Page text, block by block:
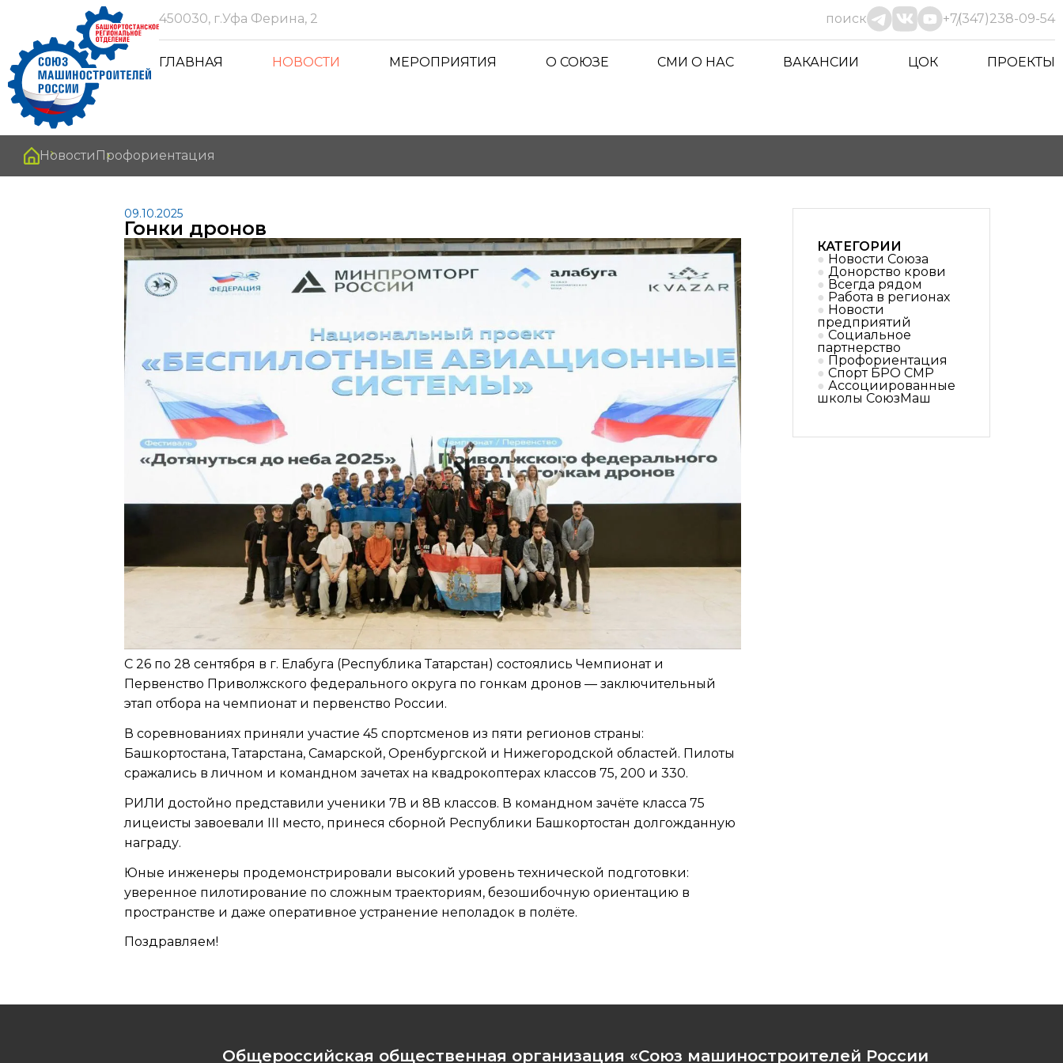
450030, г.Уфа Ферина, 2 поиск +7(347)238-09-54
ГЛАВНАЯ НОВОСТИ МЕРОПРИЯТИЯ О СОЮЗЕ СМИ О НАС ВАКАНСИИ ЦОК ПРОЕКТЫ
Новости Профориентация
09.10.2025
Гонки дронов
С 26 по 28 сентября в г. Елабуга (Республика Татарстан) состоялись Чемпионат и
Первенство Приволжского федерального округа по гонкам дронов — заключительный
этап отбора на чемпионат и первенство России.
В соревнованиях приняли участие 45 спортсменов из пяти регионов страны:
Башкортостана, Татарстана, Самарской, Оренбургской и Нижегородской областей. Пилоты
сражались в личном и командном зачетах на квадрокоптерах классов 75, 200 и 330.
РИЛИ достойно представили ученики 7В и 8В классов. В командном зачёте класса 75
лицеисты завоевали III место, принеся сборной Республики Башкортостан долгожданную
награду.
Юные инженеры продемонстрировали высокий уровень технической подготовки:
уверенное пилотирование по сложным траекториям, безошибочную ориентацию в
пространстве и даже оперативное устранение неполадок в полёте.
Поздравляем!
КАТЕГОРИИ
Новости Союза
Донорство крови
Всегда рядом
Работа в регионах
Новости
предприятий
Социальное
партнерствo
Профориентация
Спорт БРО СМР
Ассоциированные
школы СоюзМаш
Общероссийская общественная организация «Союз машиностроителей России